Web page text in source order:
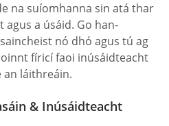
na suíomhanna sin atá thar
a úsáid. Go han-
nó dhó agus tú ag
fíricí faoi inúsáidteacht
an láithreáin.
& Inúsáidteacht